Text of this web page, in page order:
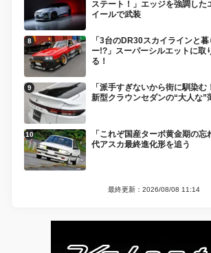
ステート！」エッジを強調した
イールで武装
「3台のDR30スカイラインと
ー!?」スーパーシルエットに取
る！
「派手すぎないから街に馴染
新型クラウンセダンの“大人な”
「これぞ国産ターボ黄金期の
代アスカ最終進化形を追う
最終更新：2026/08/08 11:14